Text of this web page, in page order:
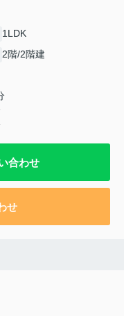
1LDK
2階/2階建
合わせ
せ